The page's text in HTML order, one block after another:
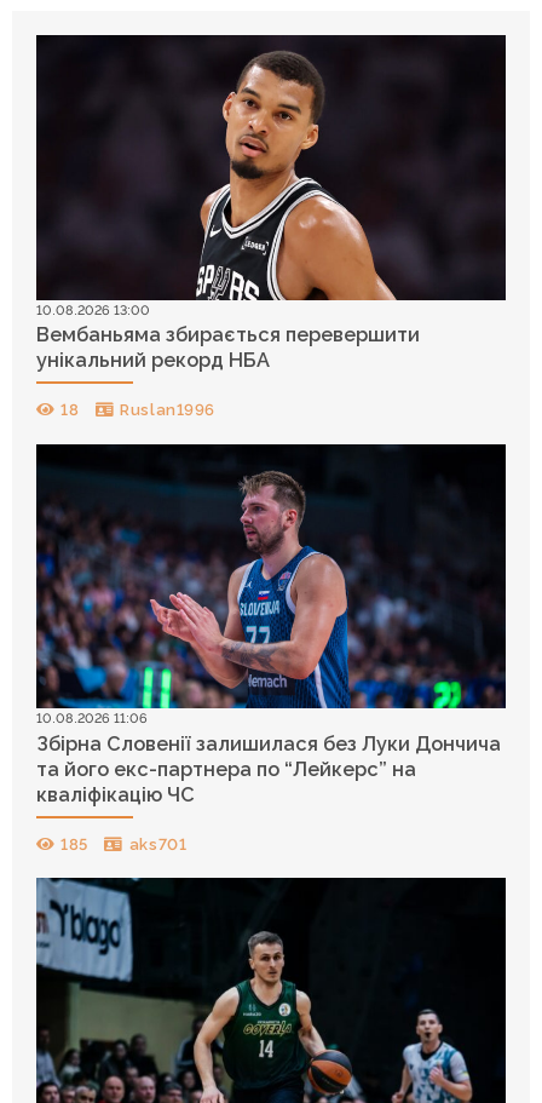
10.08.2026 13:00
Вембаньяма збирається перевершити
унікальний рекорд НБА
18 Ruslan1996
10.08.2026 11:06
Збірна Словенії залишилася без Луки Дончича
та його екс-партнера по “Лейкерс” на
кваліфікацію ЧС
185 aks701